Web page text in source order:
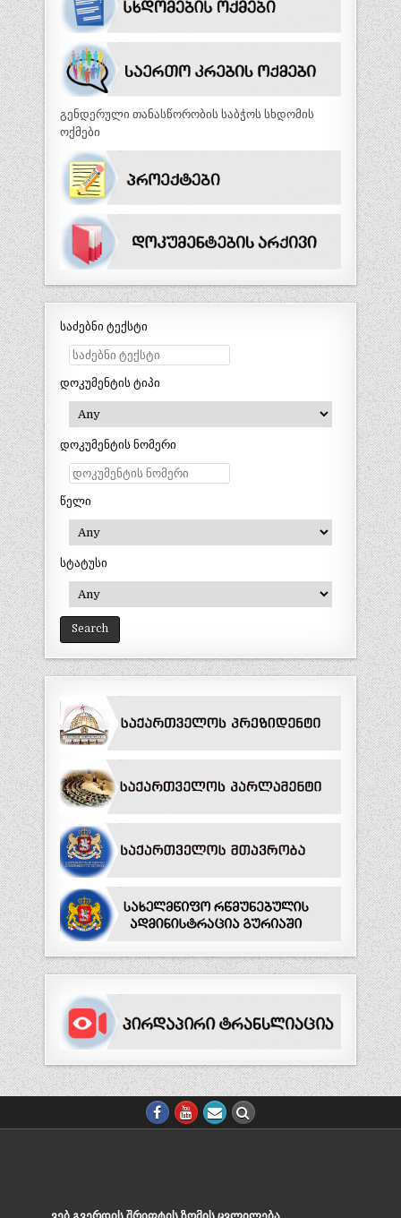
გენდერული თანასწორობის საბჭოს სხდომის
ოქმები
საძებნი ტექსტი
დოკუმენტის ტიპი
დოკუმენტის ნომერი
წელი
სტატუსი